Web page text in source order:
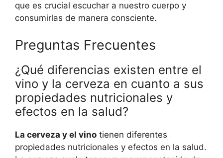
que es crucial escuchar a nuestro cuerpo y
consumirlas de manera consciente.
Preguntas Frecuentes
¿Qué diferencias existen entre el
vino y la cerveza en cuanto a sus
propiedades nutricionales y
efectos en la salud?
La cerveza y el vino tienen diferentes
propiedades nutricionales y efectos en la salud.